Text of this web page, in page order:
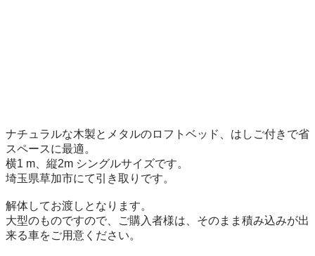
ナチュラルな木製とメタルのロフトベッド、はしご付きで省
スペースに最適。
横1 m、縦2m シングルサイズです。
埼玉県草加市にて引き取りです。
解体してお渡しとなります。
大型のものですので、ご購入者様は、そのまま積み込みが出
来る車をご用意ください。